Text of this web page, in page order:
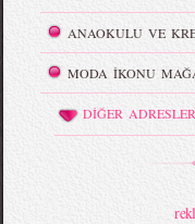
ANAOKULU VE
MODA İKONU
DİĞER ADRESLER